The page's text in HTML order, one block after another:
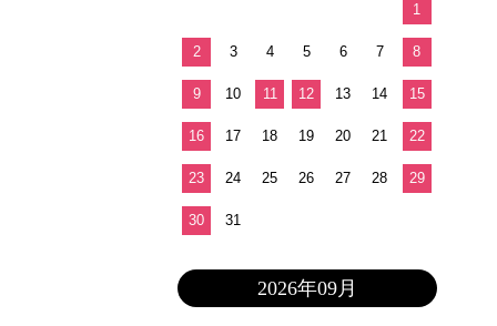
1
2 3 4 5 6 7 8
9 10 11 12 13 14 15
16 17 18 19 20 21 22
23 24 25 26 27 28 29
30 31
2026年09月